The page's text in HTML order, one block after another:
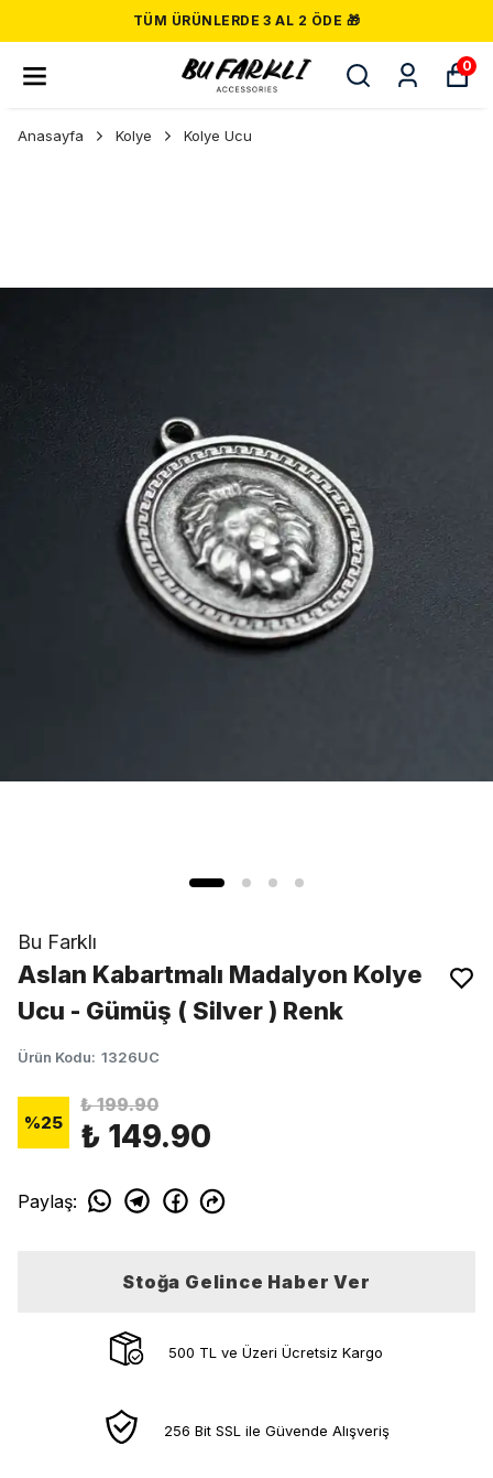
TÜM ÜRÜNLERDE 3 AL 2 ÖDE 🎁
0
Anasayfa Kolye Kolye Ucu
Bu Farklı
Aslan Kabartmalı Madalyon Kolye
Ucu - Gümüş ( Silver ) Renk
Ürün Kodu: 1326UC
%25
₺ 199.90
₺ 149.90
Paylaş:
Stoğa Gelince Haber Ver
500 TL ve Üzeri Ücretsiz Kargo
256 Bit SSL ile Güvende Alışveriş